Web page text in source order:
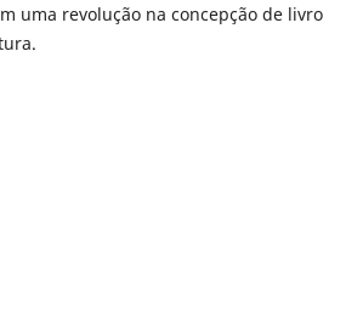
uma revolução na concepção de livro